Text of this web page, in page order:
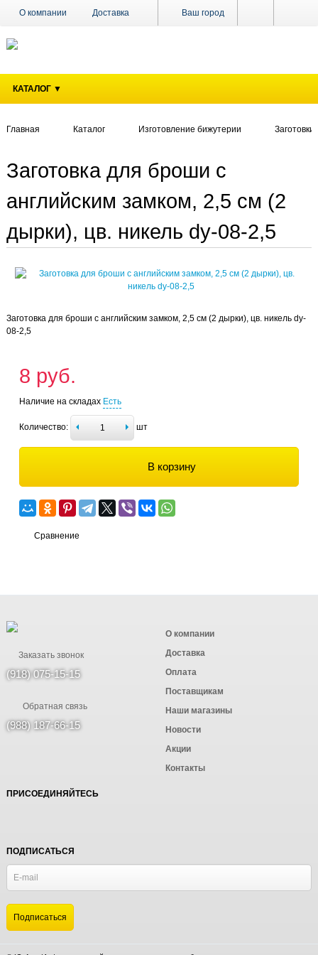
Ваш город
О компании Доставка
Акции
КАТАЛОГ ▼
Главная Каталог Изготовление бижутерии Заготовки
Заготовка для броши с
английским замком, 2,5 см (2
дырки), цв. никель dy-08-2,5
Заготовка для броши с английским замком, 2,5 см (2 дырки), цв. никель dy-
08-2,5
8 руб.
Наличие на складах Есть
Количество: шт
В корзину
Сравнение
Заказать звонок
(918) 075-15-15
Обратная связь
(988) 187-66-15
О компании
Доставка
Оплата
Поставщикам
Наши магазины
Новости
Акции
Контакты
ПРИСОЕДИНЯЙТЕСЬ
ПОДПИСАТЬСЯ